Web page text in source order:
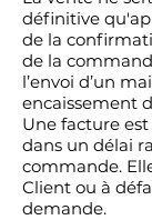
définitive
de la
de la
l’envoi d’un
encaissement
Une facture
dans un délai
commande.
Client ou à
demande.